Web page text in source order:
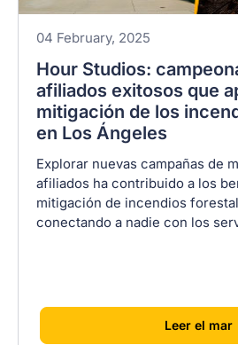
04 February, 2025
Hour Studios:
afiliados exitosos que
mitigación de los
en Los Ángeles
Explorar nuevas campañas de
afiliados ha contribuido a los
mitigación de incendios
conectando a nadie con los
[Leer el mar]